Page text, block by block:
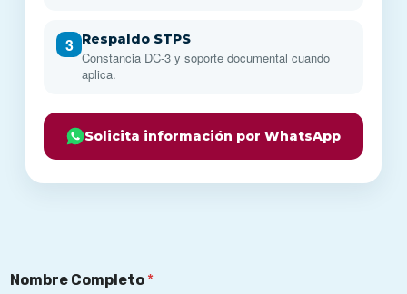
3 Respaldo STPS
Constancia DC-3 y soporte documental cuando
aplica.
Solicita información por WhatsApp
Nombre Completo *